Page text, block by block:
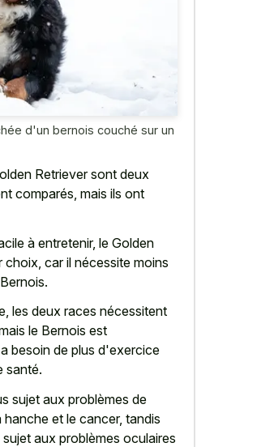
d'un bernois couché sur un
Retriever sont deux
comparés, mais ils ont
à entretenir, le Golden
choix, car il nécessite moins
les deux races nécessitent
le Bernois est
besoin de plus d'exercice
santé.
sujet aux problèmes de
et le cancer, tandis
aux problèmes oculaires